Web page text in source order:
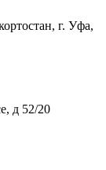
г. Уфа,
д 52/20